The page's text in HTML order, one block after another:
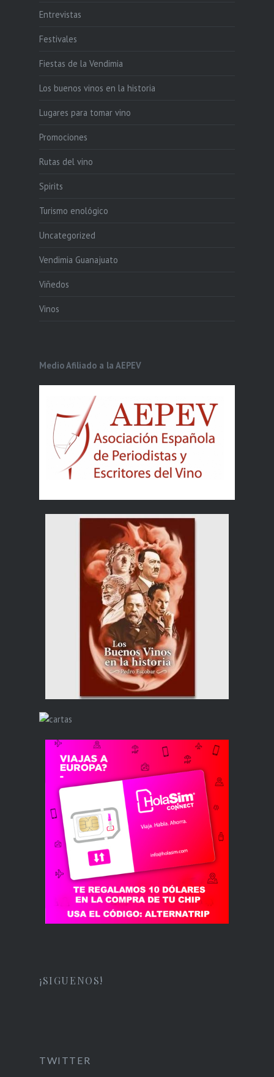
Entrevistas
Festivales
Fiestas de la Vendimia
Los buenos vinos en la historia
Lugares para tomar vino
Promociones
Rutas del vino
Spirits
Turismo enológico
Uncategorized
Vendimia Guanajuato
Viñedos
Vinos
Medio Afiliado a la AEPEV
¡SIGUENOS!
TWITTER